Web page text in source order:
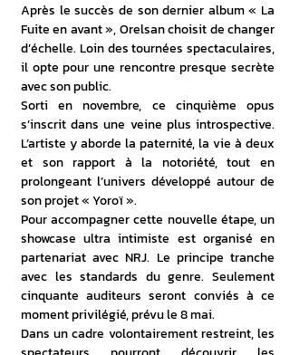
Après le succès de son dernier album « La
Fuite en avant », Orelsan choisit de changer
d’échelle. Loin des tournées spectaculaires,
il opte pour une rencontre presque secrète
avec son public.
Sorti en novembre, ce cinquième opus
s’inscrit dans une veine plus introspective.
L’artiste y aborde la paternité, la vie à deux
et son rapport à la notoriété, tout en
prolongeant l’univers développé autour de
son projet « Yoroï ».
Pour accompagner cette nouvelle étape, un
showcase ultra intimiste est organisé en
partenariat avec NRJ. Le principe tranche
avec les standards du genre. Seulement
cinquante auditeurs seront conviés à ce
moment privilégié, prévu le 8 mai.
Dans un cadre volontairement restreint, les